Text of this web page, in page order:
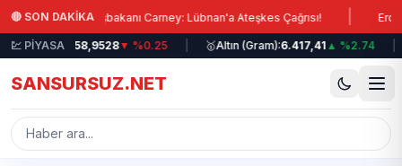
Ana içeriğe atla
🔴 SON DAKİKA
Başbakanı Carney: Lübnan'a Ateşkes Çağrısı! | Erdoğan’dan
💹 PİYASA
Sterlin:58,9528▼ %0.25 | Altın (Gram):6.417,41▲ %2.74 |
SANSURSUZ.NET